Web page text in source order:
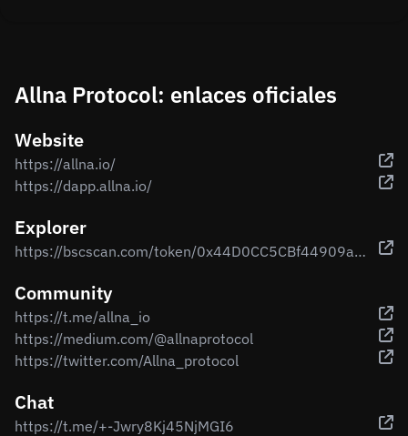
Allna Protocol: enlaces oficiales
Website
https://allna.io/
https://dapp.allna.io/
Explorer
https://bscscan.com/token/0x44D0CC5CBf44909a7e3BB428c7426b232679D5Fa
Community
https://t.me/allna_io
https://medium.com/@allnaprotocol
https://twitter.com/Allna_protocol
Chat
https://t.me/+-Jwry8Kj45NjMGI6